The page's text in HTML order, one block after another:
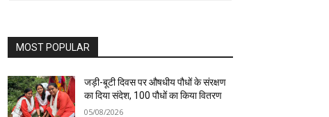
MOST POPULAR
जड़ी-बूटी दिवस पर औषधीय पौधों के संरक्षण
का दिया संदेश, 100 पौधों का किया वितरण
05/08/2026